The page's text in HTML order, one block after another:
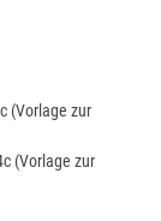
(Vorlage zur
(Vorlage zur